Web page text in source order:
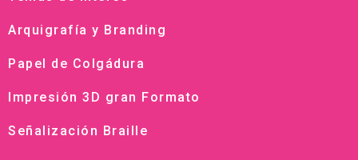
Arquigrafía y Branding
Papel de Colgádura
Impresión 3D gran Formato
Señalización Braille